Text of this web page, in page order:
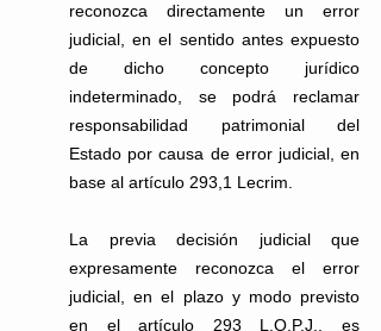
reconozca directamente un error
judicial, en el sentido antes expuesto
de dicho concepto jurídico
indeterminado, se podrá reclamar
responsabilidad patrimonial del
Estado por causa de error judicial, en
base al artículo 293,1 Lecrim.
La previa decisión judicial que
expresamente reconozca el error
judicial, en el plazo y modo previsto
en el artículo 293 L.O.P.J., es